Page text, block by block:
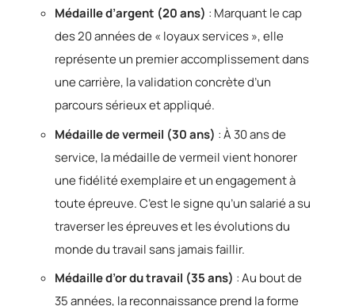
Médaille d’argent (20 ans) : Marquant le cap
des 20 années de « loyaux services », elle
représente un premier accomplissement dans
une carrière, la validation concrète d’un
parcours sérieux et appliqué.
Médaille de vermeil (30 ans) : À 30 ans de
service, la médaille de vermeil vient honorer
une fidélité exemplaire et un engagement à
toute épreuve. C’est le signe qu’un salarié a su
traverser les épreuves et les évolutions du
monde du travail sans jamais faillir.
Médaille d’or du travail (35 ans) : Au bout de
35 années, la reconnaissance prend la forme